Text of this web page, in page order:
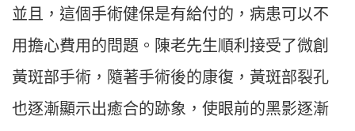
並且，這個手術健保是有給付的，病患可以不
用擔心費用的問題。陳老先生順利接受了微創
黃斑部手術，隨著手術後的康復，黃斑部裂孔
也逐漸顯示出癒合的跡象，使眼前的黑影逐漸